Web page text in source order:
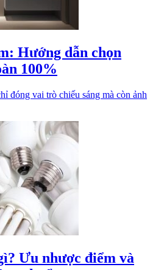
Hướng dẫn chọn
100%
đóng vai trò chiếu sáng mà còn ảnh
Ưu nhược điểm và